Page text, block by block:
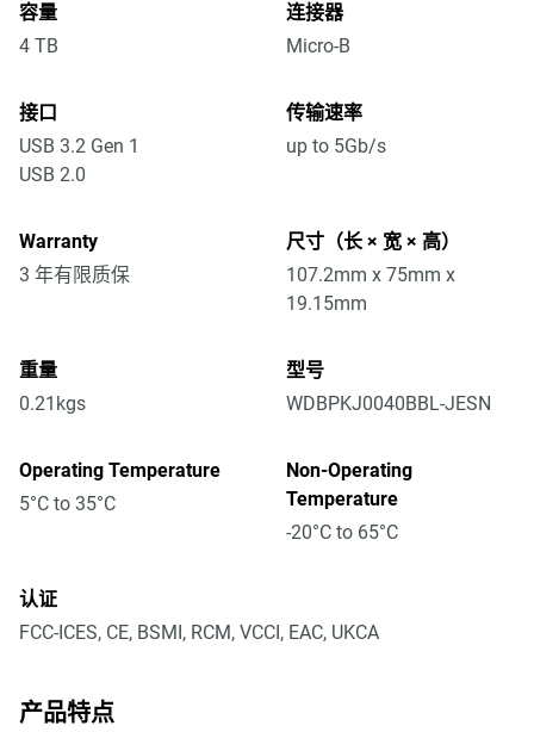
容量
4 TB
连接器
Micro-B
接口
USB 3.2 Gen 1
USB 2.0
传输速率
up to 5Gb/s
Warranty
3 年有限质保
尺寸（长 × 宽 × 高）
107.2mm x 75mm x
19.15mm
重量
0.21kgs
型号
WDBPKJ0040BBL-JESN
Operating Temperature
5°C to 35°C
Non-Operating
Temperature
-20°C to 65°C
认证
FCC-ICES, CE, BSMI, RCM, VCCI, EAC, UKCA
产品特点